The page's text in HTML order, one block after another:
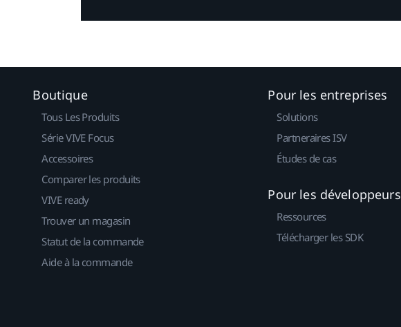
Boutique
Tous Les Produits
Série VIVE Focus
Accessoires
Comparer les produits
VIVE ready
Trouver un magasin
Statut de la commande
Aide à la commande
Pour les entreprises
Solutions
Partneraires ISV
Études de cas
Pour les développeurs
Ressources
Télécharger les SDK